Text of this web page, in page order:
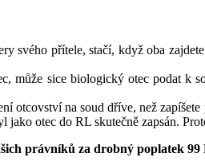
svého přítele, stačí, když oba
může sice biologický otec podat
otcovství na soud dříve, než
otec do RL skutečně zapsán.
právníků za drobný poplatek 99